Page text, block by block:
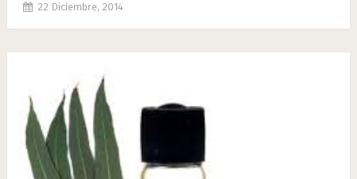
22 Diciembre, 2014